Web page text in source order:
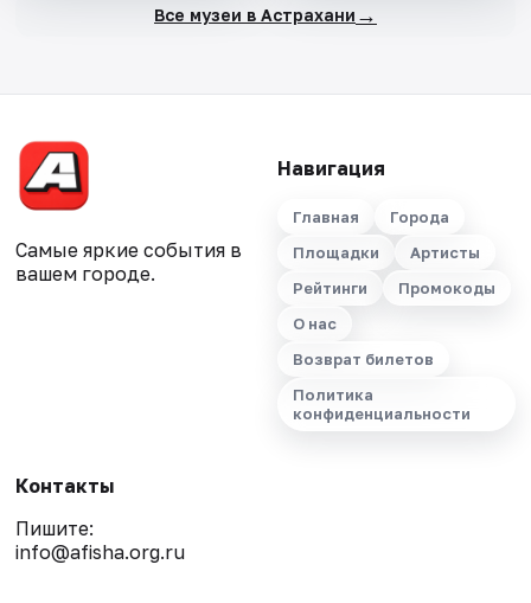
Все музеи в Астрахани →
Самые яркие события в
вашем городе.
Навигация
Главная
Города
Площадки
Артисты
Рейтинги
Промокоды
О нас
Возврат билетов
Политика
конфиденциальности
Контакты
Пишите:
info@afisha.org.ru